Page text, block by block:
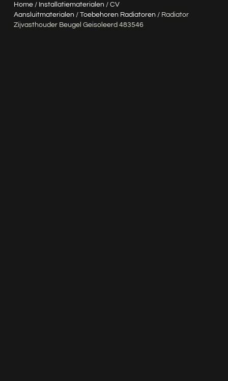
Home/ Installatiematerialen / CV
Aansluitmaterialen / Toebehoren Radiatoren / Radiator
Zijvasthouder Beugel Geisoleerd 483546